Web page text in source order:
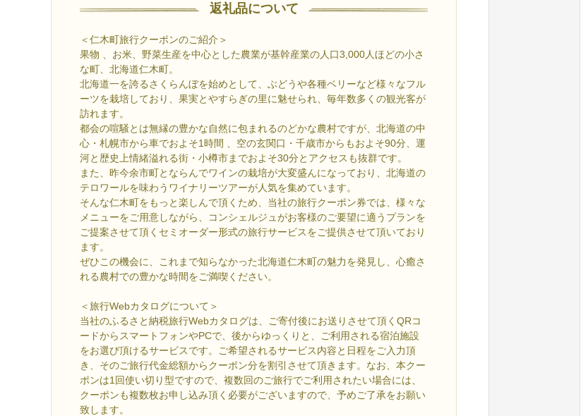
返礼品について
＜仁木町旅行クーポンのご紹介＞
果物 、お米、野菜生産を中心とした農業が基幹産業の人口3,000人ほどの小さ
な町、北海道仁木町。
北海道一を誇るさくらんぼを始めとして、ぶどうや各種ベリーなど様々なフル
ーツを栽培しており、果実とやすらぎの里に魅せられ、毎年数多くの観光客が
訪れます。
都会の喧騒とは無縁の豊かな自然に包まれるのどかな農村ですが、北海道の中
心・札幌市から車でおよそ1時間 、空の玄関口・千歳市からもおよそ90分、運
河と歴史上情緒溢れる街・小樽市までおよそ30分とアクセスも抜群です。
また、昨今余市町とならんでワインの栽培が大変盛んになっており、北海道の
テロワールを味わうワイナリーツアーが人気を集めています。
そんな仁木町をもっと楽しんで頂くため、当社の旅行クーポン券では、様々な
メニューをご用意しながら、コンシェルジュがお客様のご要望に適うプランを
ご提案させて頂くセミオーダー形式の旅行サービスをご提供させて頂いており
ます。
ぜひこの機会に、これまで知らなかった北海道仁木町の魅力を発見し、心癒さ
れる農村での豊かな時間をご満喫ください。
＜旅行Webカタログについて＞
当社のふるさと納税旅行Webカタログは、ご寄付後にお送りさせて頂くQRコ
ードからスマートフォンやPCで、後からゆっくりと、ご利用される宿泊施設
をお選び頂けるサービスです。ご希望されるサービス内容と日程をご入力頂
き、そのご旅行代金総額からクーポン分を割引させて頂きます。なお、本クー
ポンは1回使い切り型ですので、複数回のご旅行でご利用されたい場合には、
クーポンも複数枚お申し込み頂く必要がございますので、予めご了承をお願い
致します。